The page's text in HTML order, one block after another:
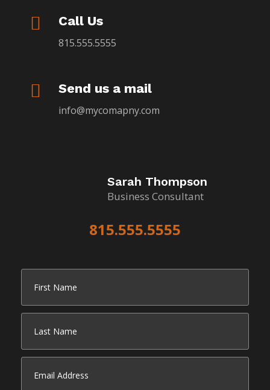
 Call Us
815.555.5555
 Send us a mail
info@mycomapny.com
Sarah Thompson
Business Consultant
815.555.5555